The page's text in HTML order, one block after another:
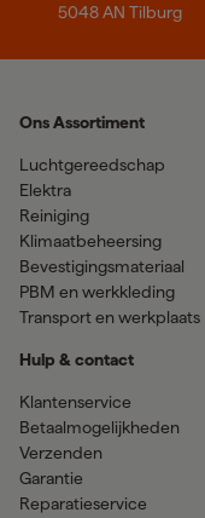
5048 AN Tilburg
Ons Assortiment
Luchtgereedschap
Elektra
Reiniging
Klimaatbeheersing
Bevestigingsmateriaal
PBM en werkkleding
Transport en werkplaats
Hulp & contact
Klantenservice
Betaalmogelijkheden
Verzenden
Garantie
Reparatieservice